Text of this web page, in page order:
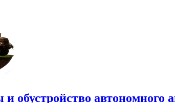
обустройство автономного